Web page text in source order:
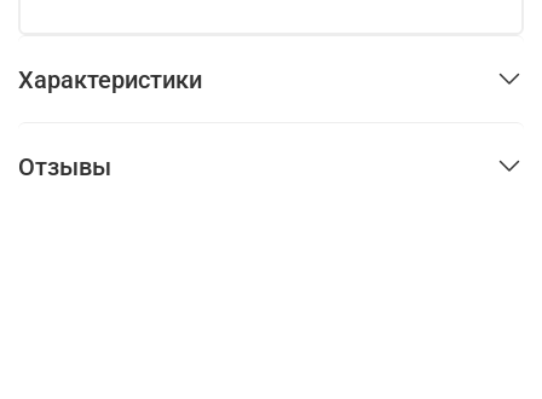
Характеристики
Отзывы